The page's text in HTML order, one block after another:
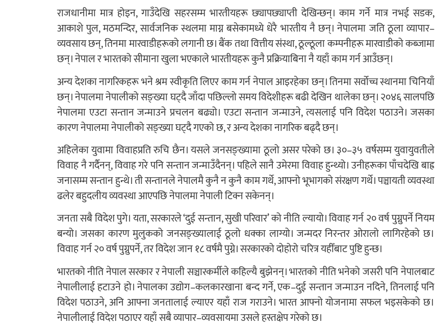
राजधानीमा मात्र होइन, गाउँदेखि सहरसम्म भारतीयहरू छ्यापछ्याप्ती देखिन्छन्। काम गर्ने मात्र नभई सडक,
आकाशे पुल, मठमन्दिर, सार्वजनिक स्थलमा माग्न बसेकामध्ये धेरै भारतीय नै छन्। नेपालमा जति ठूला व्यापार–
व्यवसाय छन्, तिनमा मारवाडीहरूको लगानी छ। बैंक तथा वित्तीय संस्था, ठूल्ठूला कम्पनीहरू मारवाडीको कब्जामा
छन्। नेपाल र भारतको सीमाना खुला भएकाले भारतीयहरू कुनै प्रक्रियाबिना नै यहाँ काम गर्न आउँछन्।
अन्य देशका नागरिकहरू भने श्रम स्वीकृति लिएर काम गर्न नेपाल आइरहेका छन्। तिनमा सर्वोच्च स्थानमा चिनियाँ
छन्। नेपालमा नेपालीको सङ्ख्या घट्दै जाँदा पछिल्लो समय विदेशीहरू बढी देखिन थालेका छन्। २०४६ सालपछि
नेपालमा एउटा सन्तान जन्माउने प्रचलन बढ्यो। एउटा सन्तान जन्माउने, त्यसलाई पनि विदेश पठाउने। जसका
कारण नेपालमा नेपालीको सङ्ख्या घट्दै गएको छ, र अन्य देशका नागरिक बढ्दै छन्।
अहिलेका युवामा विवाहप्रति रुचि छैन। यसले जनसङ्ख्यामा ठूलो असर परेको छ। ३०–३५ वर्षसम्म युवायुवतीले
विवाह नै गर्दैनन्, विवाह गरे पनि सन्तान जन्माउँदैनन्। पहिले सानै उमेरमा विवाह हुन्थ्यो। उनीहरूका पाँचदेखि बाह्र
जनासम्म सन्तान हुन्थे। ती सन्तानले नेपालमै कुनै न कुनै काम गर्थे, आफ्नो भूभागको संरक्षण गर्थे। पञ्चायती व्यवस्था
ढलेर बहुदलीय व्यवस्था आएपछि नेपालमा नेपाली टिक्न सकेनन्।
जनता सबै विदेश पुगे। यता, सरकारले ‘दुई सन्तान, सुखी परिवार’ को नीति ल्यायो। विवाह गर्न २० वर्ष पुग्नुपर्ने नियम
बन्यो। जसका कारण मुलुकको जनसङ्ख्यालाई ठूलो धक्का लाग्यो। जन्मदर निरन्तर ओरालो लागिरहेको छ।
विवाह गर्न २० वर्ष पुग्नुपर्ने, तर विदेश जान १८ वर्षमै पुग्ने। सरकारको दोहोरो चरित्र यहीँबाट पुष्टि हुन्छ।
भारतको नीति नेपाल सरकार र नेपाली सञ्चारकर्मीले कहिल्यै बुझेनन्। भारतको नीति भनेको जसरी पनि नेपालबाट
नेपालीलाई हटाउने हो। नेपालका उद्योग–कलकारखाना बन्द गर्ने, एक–दुई सन्तान जन्माउन नदिने, तिनलाई पनि
विदेश पठाउने, अनि आफ्ना जनतालाई ल्याएर यहाँ राज गराउने। भारत आफ्नो योजनामा सफल भइसकेको छ।
नेपालीलाई विदेश पठाएर यहाँ सबै व्यापार–व्यवसायमा उसले हस्तक्षेप गरेको छ।